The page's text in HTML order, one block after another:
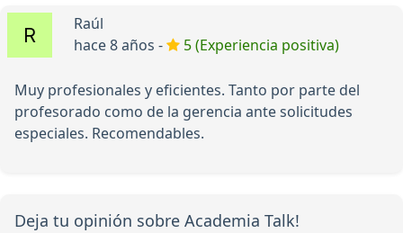
Raúl
hace 8 años -
5 (Experiencia positiva)
Muy profesionales y eficientes. Tanto por parte del
profesorado como de la gerencia ante solicitudes
especiales. Recomendables.
Deja tu opinión sobre Academia Talk!